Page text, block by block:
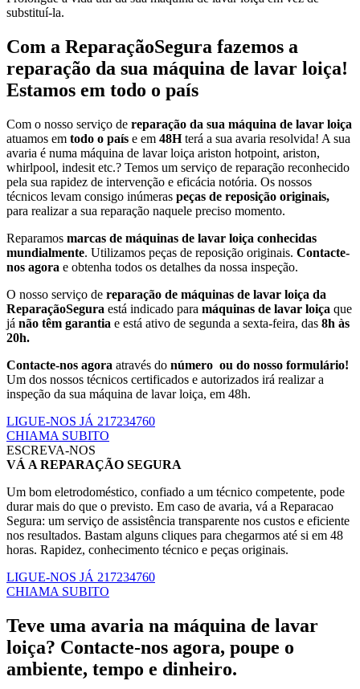
substituí-la.
Com a ReparaçãoSegura fazemos a
reparação da sua máquina de lavar loiça!
Estamos em todo o país
Com o nosso serviço de reparação da sua máquina de lavar loiça
atuamos em todo o país e em 48Hterá a sua avaria resolvida! A sua
avaria é numa máquina de lavar loiça ariston hotpoint, ariston,
whirlpool, indesit etc.? Temos um serviço de reparação reconhecido
pela sua rapidez de intervenção e eficácia notória. Os nossos
técnicos levam consigo inúmeras peças de reposição originais,
para realizar a sua reparação naquele preciso momento.
Reparamos marcas de máquinas de lavar loiça conhecidas
mundialmente. Utilizamos peças de reposição originais. Contacte-
nos agora e obtenha todos os detalhes da nossa inspeção.
O nosso serviço de reparação de máquinas de lavar loiça da
ReparaçãoSegura está indicado para máquinas de lavar loiça que
já não têm garantia e está ativo de segunda a sexta-feira, das 8h às
20h.
Contacte-nos agora através do número ou do nosso formulário!
Um dos nossos técnicos certificados e autorizados irá realizar a
inspeção da sua máquina de lavar loiça, em 48h.
LIGUE-NOS JÁ 217234760
CHIAMA SUBITO
ESCREVA-NOS
VÁ A REPARAÇÃO SEGURA
Um bom eletrodoméstico, confiado a um técnico competente, pode
durar mais do que o previsto. Em caso de avaria, vá a Reparacao
Segura: um serviço de assistência transparente nos custos e eficiente
nos resultados. Bastam alguns cliques para chegarmos até si em 48
horas. Rapidez, conhecimento técnico e peças originais.
LIGUE-NOS JÁ 217234760
CHIAMA SUBITO
Teve uma avaria na máquina de lavar
loiça? Contacte-nos agora, poupe o
ambiente, tempo e dinheiro.